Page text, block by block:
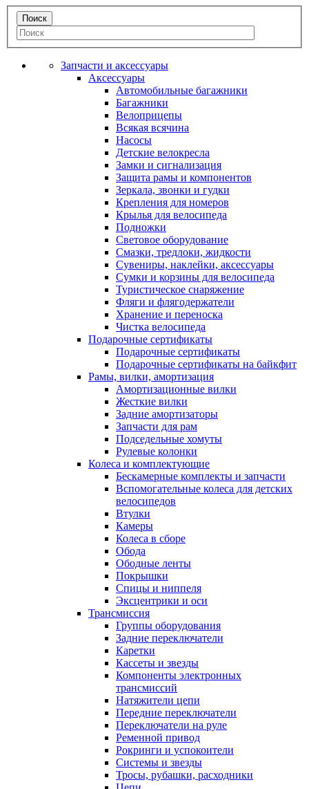
Запчасти и аксессуары
Аксессуары
Автомобильные багажники
Багажники
Велоприцепы
Всякая всячина
Насосы
Детские велокресла
Замки и сигнализация
Защита рамы и компонентов
Зеркала, звонки и гудки
Крепления для номеров
Крылья для велосипеда
Подножки
Световое оборудование
Смазки, тредлоки, жидкости
Сувениры, наклейки, аксессуары
Сумки и корзины для велосипеда
Туристическое снаряжение
Фляги и флягодержатели
Хранение и переноска
Чистка велосипеда
Подарочные сертификаты
Подарочные сертификаты
Подарочные сертификаты на байкфит
Рамы, вилки, амортизация
Амортизационные вилки
Жесткие вилки
Задние амортизаторы
Запчасти для рам
Подседельные хомуты
Рулевые колонки
Колеса и комплектующие
Бескамерные комплекты и запчасти
Вспомогательные колеса для детских
велосипедов
Втулки
Камеры
Колеса в сборе
Обода
Ободные ленты
Покрышки
Спицы и ниппеля
Эксцентрики и оси
Трансмиссия
Группы оборудования
Задние переключатели
Каретки
Кассеты и звезды
Компоненты электронных
трансмиссий
Натяжители цепи
Передние переключатели
Переключатели на руле
Ременной привод
Рокринги и успокоители
Системы и звезды
Тросы, рубашки, расходники